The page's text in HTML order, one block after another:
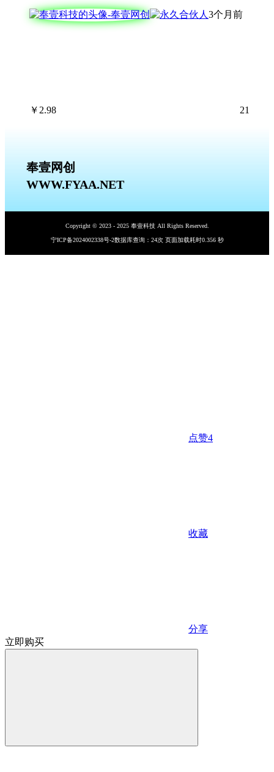
3个月前
￥ 2.98 21
奉壹网创
WWW.FYAA.NET
Copyright © 2023 - 2025 奉壹科技 All Rights Reserved.
宁ICP备2024002338号-2数据库查询：24次 页面加载耗时0.356 秒
点赞4
收藏
分享
立即购买